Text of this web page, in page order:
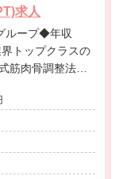
求人
トップクラスの
筋肉骨調整法◆
外展開も視野に
せる環境です。